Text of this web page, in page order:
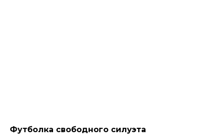
Футболка свободного силуэта